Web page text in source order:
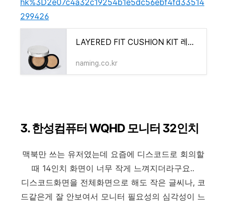
299426
LAYERED FIT CUSHION KIT 레이어드 핏 쿠션&리필 키트 - 네이밍
naming.co.kr
3. 한성컴퓨터 WQHD 모니터 32인치
맥북만 쓰는 유저였는데 요즘에 디스코드로 회의할
때 14인치 화면이 너무 작게 느껴지더라구요..
디스코드화면을 전체화면으로 해도 작은 글씨나, 코
드같은게 잘 안보여서 모니터 필요성의 심각성이 느